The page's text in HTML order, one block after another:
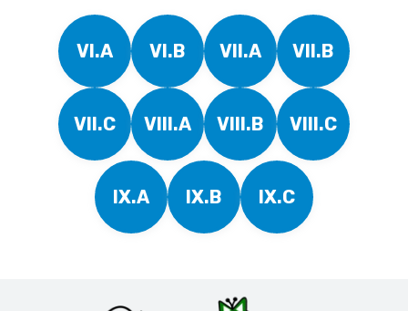
VI.A VI.B VII.A VII.B
VII.C VIII.A VIII.B VIII.C
IX.A IX.B IX.C